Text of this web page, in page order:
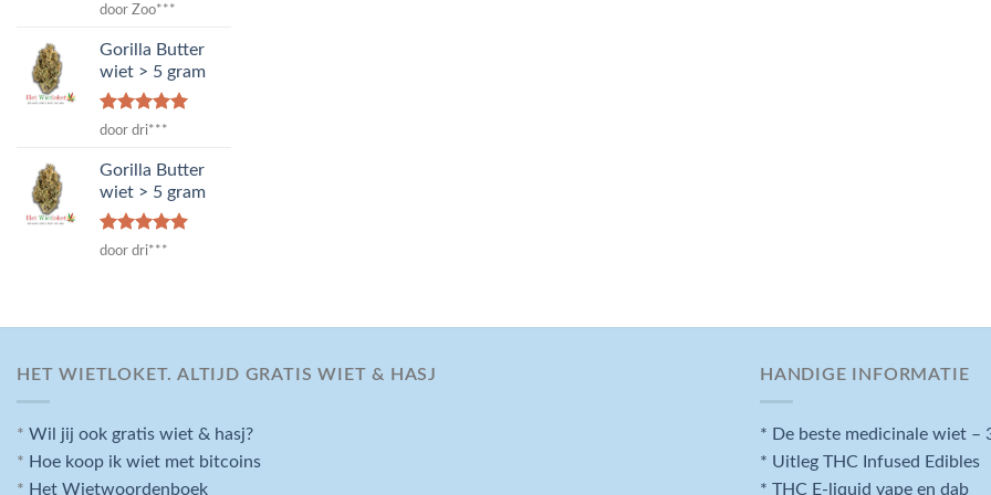
Waardering
door Zoo***
Gorilla Butter
wiet > 5 gram
Waardering
door dri***
Gorilla Butter
wiet > 5 gram
Waardering
door dri***
HET WIETLOKET. ALTIJD GRATIS WIET & HASJ
* Wil jij ook gratis wiet & hasj?
* Hoe koop ik wiet met bitcoins
* Het Wietwoordenboek
HANDIGE INFORMATIE
* De beste medicinale wiet –
* Uitleg THC Infused Edibles
* THC E-liquid vape en dab